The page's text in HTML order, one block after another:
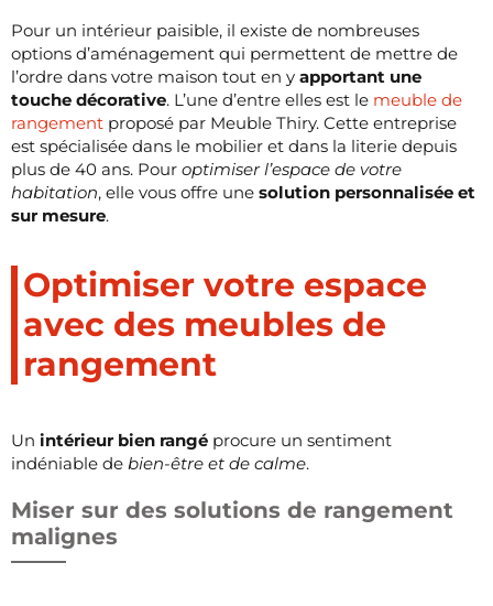
Pour un intérieur paisible, il existe de nombreuses
options d’aménagement qui permettent de mettre de
l’ordre dans votre maison tout en y apportant une
touche décorative. L’une d’entre elles est le meuble de
rangement proposé par Meuble Thiry. Cette entreprise
est spécialisée dans le mobilier et dans la literie depuis
plus de 40 ans. Pour optimiser l’espace de votre
habitation, elle vous offre une solution personnalisée et
sur mesure.
Optimiser votre espace
avec des meubles de
rangement
Un intérieur bien rangé procure un sentiment
indéniable de bien-être et de calme.
Miser sur des solutions de rangement
malignes